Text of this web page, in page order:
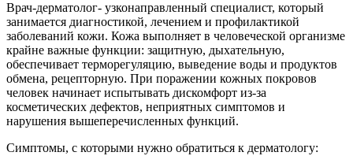
Врач-дерматолог- узконаправленный специалист, который
занимается диагностикой, лечением и профилактикой
заболеваний кожи. Кожа выполняет в человеческой организме
крайне важные функции: защитную, дыхательную,
обеспечивает терморегуляцию, выведение воды и продуктов
обмена, рецепторную. При поражении кожных покровов
человек начинает испытывать дискомфорт из-за
косметических дефектов, неприятных симптомов и
нарушения вышеперечисленных функций.
Симптомы, с которыми нужно обратиться к дерматологу: